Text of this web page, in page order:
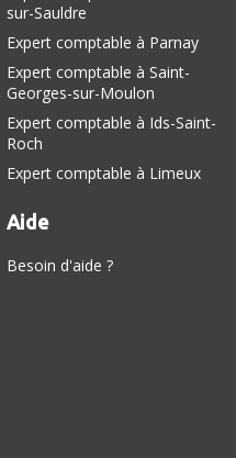
sur-Sauldre
Expert comptable à Parnay
Expert comptable à Saint-
Georges-sur-Moulon
Expert comptable à Ids-Saint-
Roch
Expert comptable à Limeux
Aide
Besoin d'aide ?